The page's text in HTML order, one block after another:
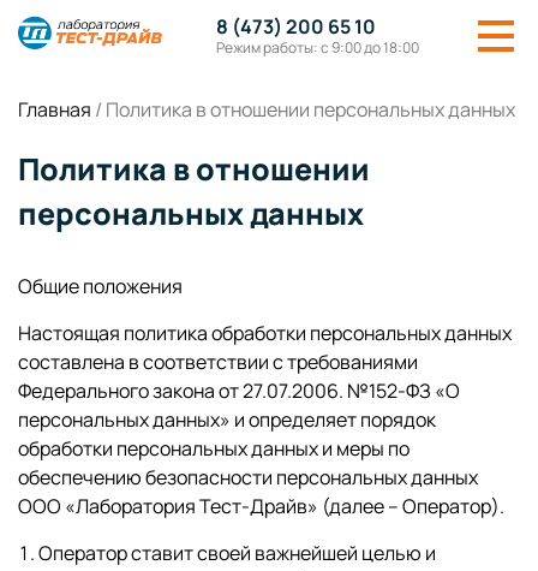
8 (473) 200 65 10
Режим работы: с 9:00 до 18:00
Главная / Политика в отношении персональных данных
Политика в отношении
персональных данных
Общие положения
Настоящая политика обработки персональных данных
составлена в соответствии с требованиями
Федерального закона от 27.07.2006. №152-ФЗ «О
персональных данных» и определяет порядок
обработки персональных данных и меры по
обеспечению безопасности персональных данных
ООО «Лаборатория Тест-Драйв» (далее – Оператор).
Оператор ставит своей важнейшей целью и